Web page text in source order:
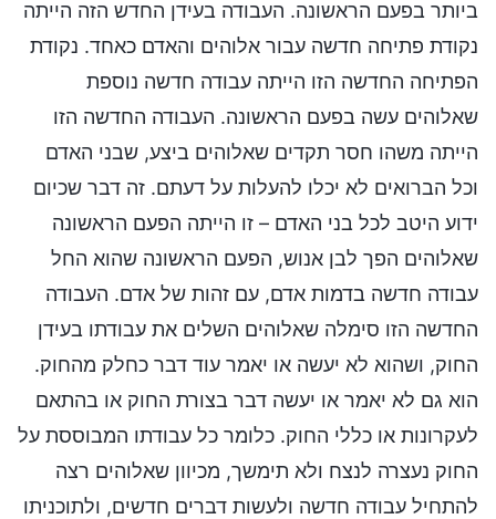
ביותר בפעם הראשונה. העבודה בעידן החדש הזה הייתה
נקודת פתיחה חדשה עבור אלוהים והאדם כאחד. נקודת
הפתיחה החדשה הזו הייתה עבודה חדשה נוספת
שאלוהים עשה בפעם הראשונה. העבודה החדשה הזו
הייתה משהו חסר תקדים שאלוהים ביצע, שבני האדם
וכל הברואים לא יכלו להעלות על דעתם. זה דבר שכיום
ידוע היטב לכל בני האדם – זו הייתה הפעם הראשונה
שאלוהים הפך לבן אנוש, הפעם הראשונה שהוא החל
עבודה חדשה בדמות אדם, עם זהות של אדם. העבודה
החדשה הזו סימלה שאלוהים השלים את עבודתו בעידן
החוק, ושהוא לא יעשה או יאמר עוד דבר כחלק מהחוק.
הוא גם לא יאמר או יעשה דבר בצורת החוק או בהתאם
לעקרונות או כללי החוק. כלומר כל עבודתו המבוססת על
החוק נעצרה לנצח ולא תימשך, מכיוון שאלוהים רצה
להתחיל עבודה חדשה ולעשות דברים חדשים, ולתוכניתו